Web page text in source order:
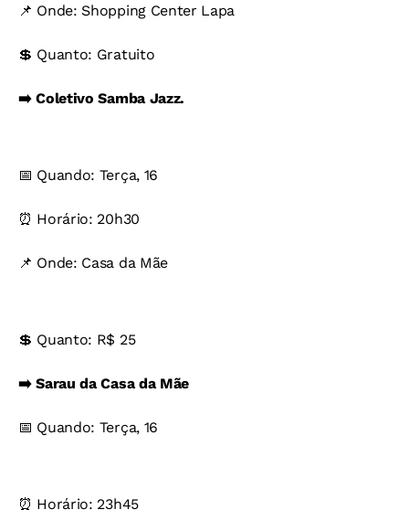
📌 Onde: Shopping Center Lapa
💲 Quanto: Gratuito
➡️ Coletivo Samba Jazz.
📅 Quando: Terça, 16
⏰ Horário: 20h30
📌 Onde: Casa da Mãe
💲 Quanto: R$ 25
➡️ Sarau da Casa da Mãe
📅 Quando: Terça, 16
⏰ Horário: 23h45